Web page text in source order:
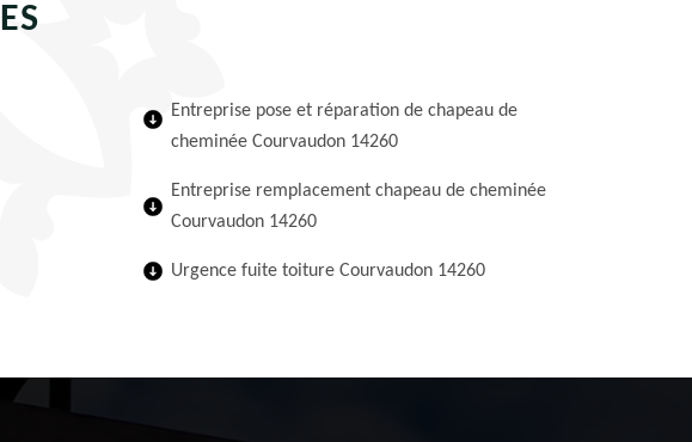
Entreprise pose et réparation de chapeau de
cheminée Courvaudon 14260
Entreprise remplacement chapeau de cheminée
Courvaudon 14260
Urgence fuite toiture Courvaudon 14260